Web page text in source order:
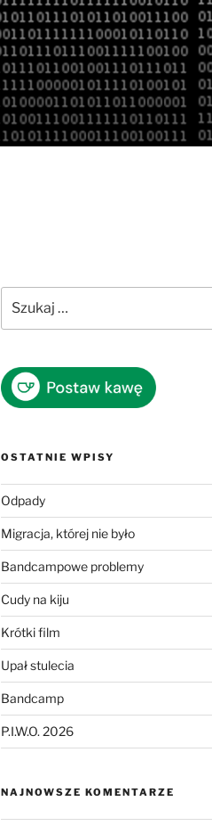
OSTATNIE WPISY
Odpady
Migracja, której nie było
Bandcampowe problemy
Cudy na kiju
Krótki film
Upał stulecia
Bandcamp
P.I.W.O. 2026
NAJNOWSZE KOMENTARZE